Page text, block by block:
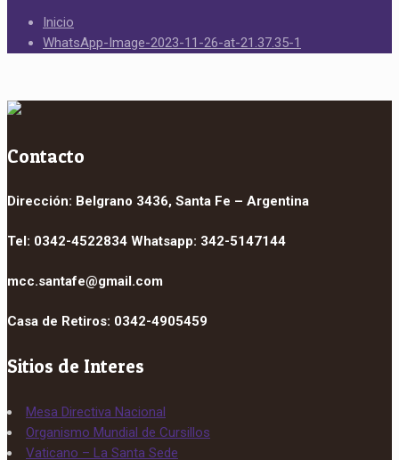
Inicio
WhatsApp-Image-2023-11-26-at-21.37.35-1
Contacto
Dirección: Belgrano 3436, Santa Fe – Argentina
Tel: 0342-4522834 Whatsapp: 342-5147144
mcc.santafe@gmail.com
Casa de Retiros: 0342-4905459
Sitios de Interes
Mesa Directiva Nacional
Organismo Mundial de Cursillos
Vaticano – La Santa Sede